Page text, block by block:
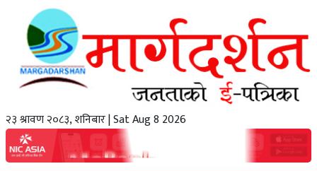
२३ श्रावण २०८३, शनिबार | Sat Aug 8 2026